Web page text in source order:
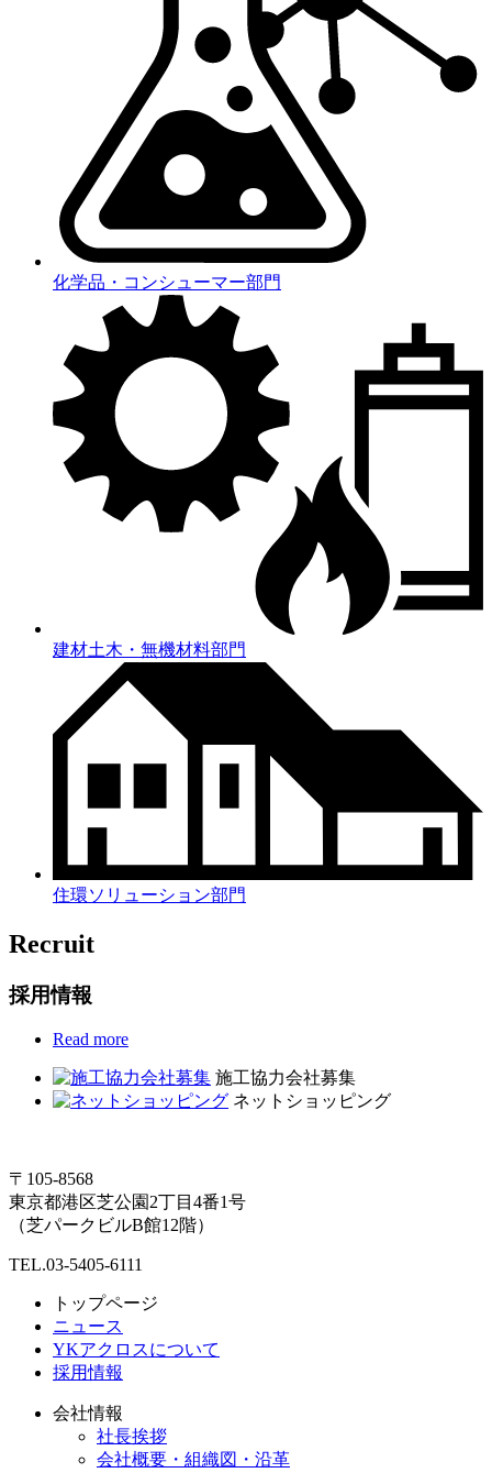
化学品・コンシューマー部門
建材土木・無機材料部門
住環ソリューション部門
Recruit
採用情報
Read more
施工協力会社募集
ネットショッピング
〒105-8568
東京都港区芝公園2丁目4番1号
（芝パークビルB館12階）
TEL.03-5405-6111
トップページ
ニュース
YKアクロスについて
採用情報
会社情報
社長挨拶
会社概要・組織図・沿革